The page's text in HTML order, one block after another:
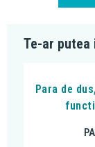
Te-ar putea
Para de